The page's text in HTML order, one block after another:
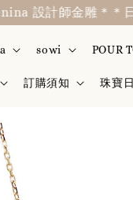
計師金雕＊＊日本
sowi POUR
訂購須知 珠寶